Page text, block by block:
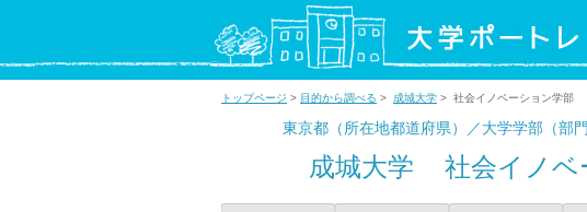
トップページ > 目的から調べる > 成城大学 > 社会イノベーション学部
東京都（所在地都道府県）／大学学部（部門
成城大学 社会イノベ